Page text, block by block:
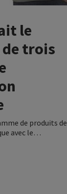
le
trois
de produits de
avec le